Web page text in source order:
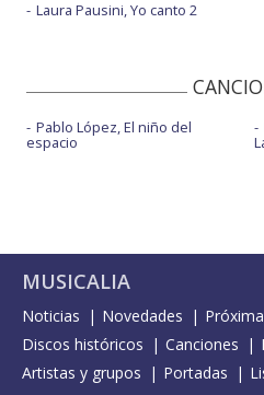
Laura Pausini, Yo canto 2
Pablo López, El niño del
espacio
MUSICALIA
Noticias Novedades
Discos históricos
Canciones
Artistas y grupos
Portadas